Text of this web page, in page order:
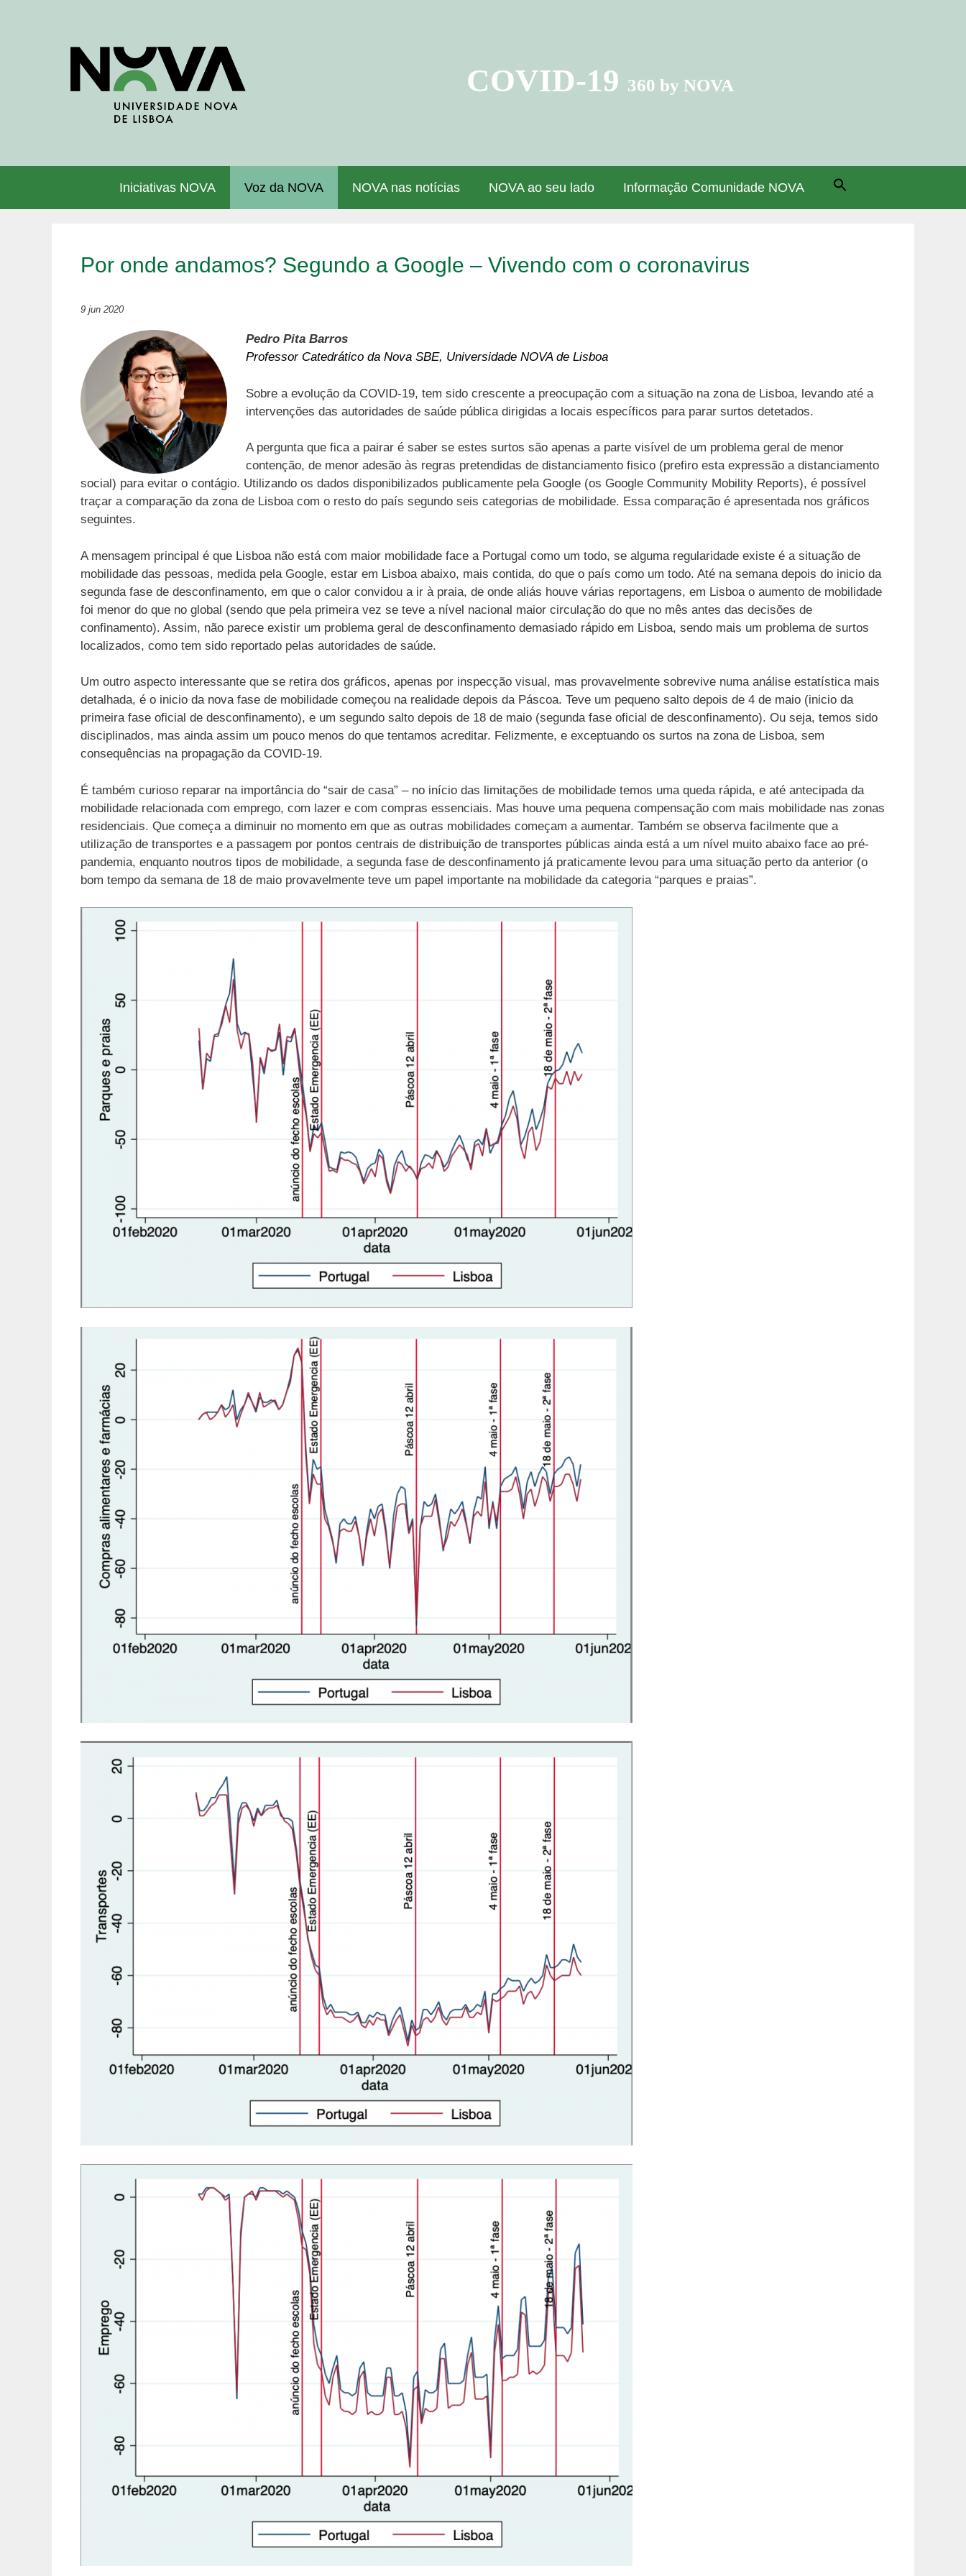
COVID-19 360 by NOVA
Iniciativas NOVA Voz da NOVA NOVA nas notícias NOVA ao seu lado Informação Comunidade NOVA
Por onde andamos? Segundo a Google – Vivendo com o coronavirus
9 jun 2020
Pedro Pita Barros
Professor Catedrático da Nova SBE, Universidade NOVA de Lisboa
Sobre a evolução da COVID-19, tem sido crescente a preocupação com a situação na zona de Lisboa, levando até a
intervenções das autoridades de saúde pública dirigidas a locais específicos para parar surtos detetados.
A pergunta que fica a pairar é saber se estes surtos são apenas a parte visível de um problema geral de menor
contenção, de menor adesão às regras pretendidas de distanciamento fisico (prefiro esta expressão a distanciamento
social) para evitar o contágio. Utilizando os dados disponibilizados publicamente pela Google (os Google Community Mobility Reports), é possível
traçar a comparação da zona de Lisboa com o resto do país segundo seis categorias de mobilidade. Essa comparação é apresentada nos gráficos
seguintes.
A mensagem principal é que Lisboa não está com maior mobilidade face a Portugal como um todo, se alguma regularidade existe é a situação de
mobilidade das pessoas, medida pela Google, estar em Lisboa abaixo, mais contida, do que o país como um todo. Até na semana depois do inicio da
segunda fase de desconfinamento, em que o calor convidou a ir à praia, de onde aliás houve várias reportagens, em Lisboa o aumento de mobilidade
foi menor do que no global (sendo que pela primeira vez se teve a nível nacional maior circulação do que no mês antes das decisões de
confinamento). Assim, não parece existir um problema geral de desconfinamento demasiado rápido em Lisboa, sendo mais um problema de surtos
localizados, como tem sido reportado pelas autoridades de saúde.
Um outro aspecto interessante que se retira dos gráficos, apenas por inspecção visual, mas provavelmente sobrevive numa análise estatística mais
detalhada, é o inicio da nova fase de mobilidade começou na realidade depois da Páscoa. Teve um pequeno salto depois de 4 de maio (inicio da
primeira fase oficial de desconfinamento), e um segundo salto depois de 18 de maio (segunda fase oficial de desconfinamento). Ou seja, temos sido
disciplinados, mas ainda assim um pouco menos do que tentamos acreditar. Felizmente, e exceptuando os surtos na zona de Lisboa, sem
consequências na propagação da COVID-19.
É também curioso reparar na importância do “sair de casa” – no início das limitações de mobilidade temos uma queda rápida, e até antecipada da
mobilidade relacionada com emprego, com lazer e com compras essenciais. Mas houve uma pequena compensação com mais mobilidade nas zonas
residenciais. Que começa a diminuir no momento em que as outras mobilidades começam a aumentar. Também se observa facilmente que a
utilização de transportes e a passagem por pontos centrais de distribuição de transportes públicas ainda está a um nível muito abaixo face ao pré-
pandemia, enquanto noutros tipos de mobilidade, a segunda fase de desconfinamento já praticamente levou para uma situação perto da anterior (o
bom tempo da semana de 18 de maio provavelmente teve um papel importante na mobilidade da categoria “parques e praias”.